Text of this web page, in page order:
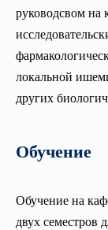
руководсвом на
локальной
других
Обучение
Обучение на
двух семестров